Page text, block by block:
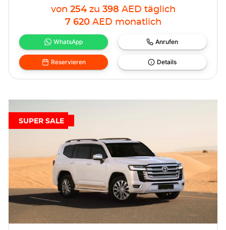
von 254 zu 398 AED täglich
7 620 AED monatlich
WhatsApp Anrufen
Reservieren Details
SUPER SALE